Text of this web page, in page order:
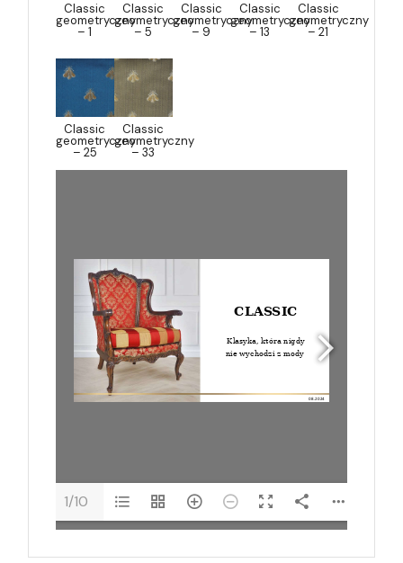
Classic
geometryczny
– 1
Classic
geometryczny
– 5
Classic
geometryczny
– 9
Classic
geometryczny
– 13
Classic
geometryczny
– 21
Classic
geometryczny
– 25
Classic
geometryczny
– 33
1/10